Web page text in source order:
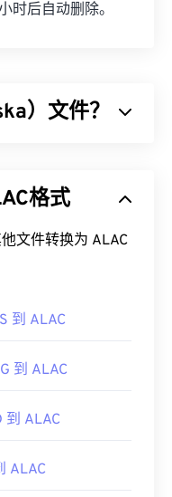
时后自动删除。
）文件？
使用开源软件
对其进
一组尺寸逐渐减小
。这一点很重要，
MKV 文件的另一
格式
文件转换为 ALAC
到 ALAC
到 ALAC
到 ALAC
ALAC